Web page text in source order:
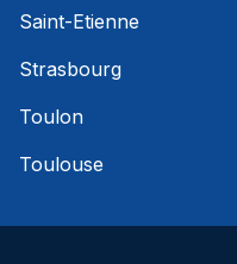
Saint-Etienne
Strasbourg
Toulon
Toulouse